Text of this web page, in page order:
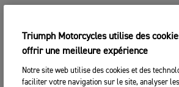
Triumph Motorcycles utilise des
offrir une meilleure expérience
Notre site web utilise des cookies et des
faciliter votre navigation sur le site, analyser